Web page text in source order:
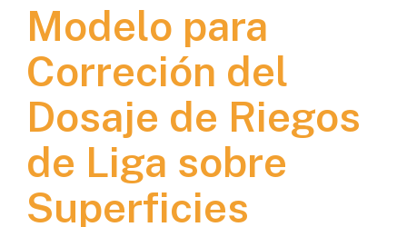
Modelo para
Correción del
Dosaje de Riegos
de Liga sobre
Superficies